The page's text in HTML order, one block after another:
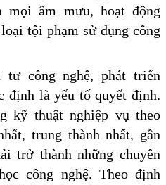
mọi âm mưu, hoạt động
tội phạm sử dụng công
công nghệ, phát triển
định là yếu tố quyết định.
kỹ thuật nghiệp vụ theo
trung thành nhất, gần
trở thành những chuyên
công nghệ. Theo định